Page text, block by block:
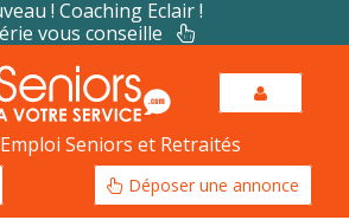
! Coaching Eclair !
vous conseille
Seniors et Retraités
Déposer une annonce